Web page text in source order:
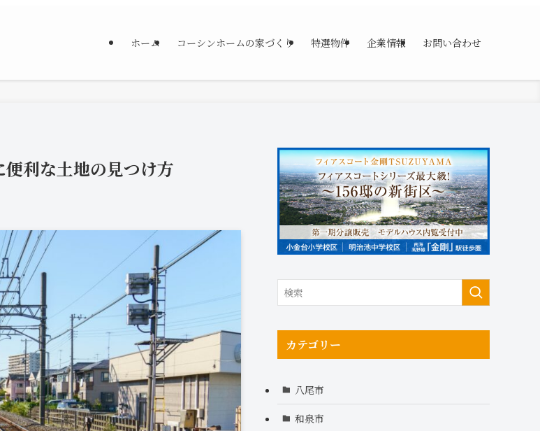
ホーム コーシンホームの家づくり 特選物件 企業情報 お問い合わせ
便利な土地の見つけ方
カテゴリー
八尾市
和泉市